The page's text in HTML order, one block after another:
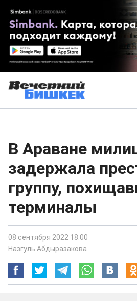
В Араване
задержала
группу,
терминалы
08 сентября 2022 18:00
Назгуль Абдыразакова